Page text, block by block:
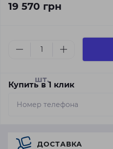
19 570 грн
шт.
Купить в 1 клик
ДОСТАВКА